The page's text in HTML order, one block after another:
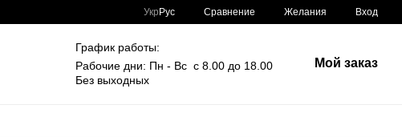
Укр Рус Сравнение Желания Вход
График работы:
Рабочие дни: Пн - Вс с 8.00 до 18.00
Без выходных
Мой заказ